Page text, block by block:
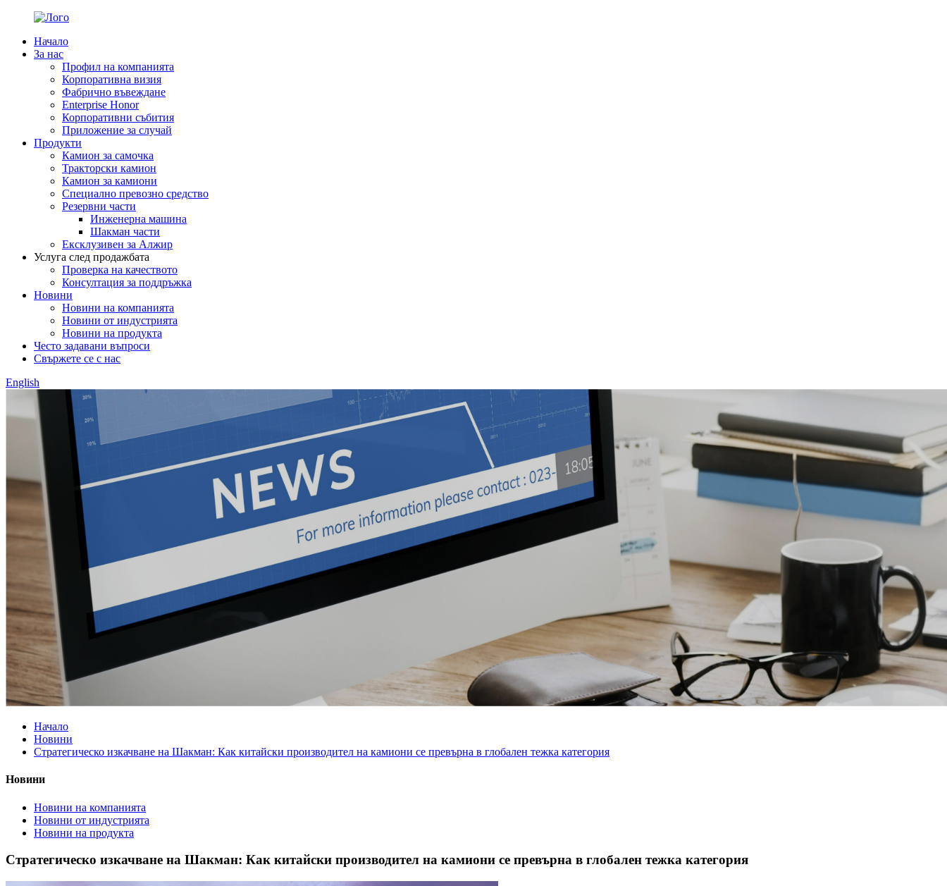
Начало
За нас
Профил на компанията
Корпоративна визия
Фабрично въвеждане
Enterprise Honor
Корпоративни събития
Приложение за случай
Продукти
Камион за самочка
Тракторски камион
Камион за камиони
Специално превозно средство
Резервни части
Инженерна машина
Шакман части
Ексклузивен за Алжир
Услуга след продажбата
Проверка на качеството
Консултация за поддръжка
Новини
Новини на компанията
Новини от индустрията
Новини на продукта
Често задавани въпроси
Свържете се с нас
English
Начало
Новини
Стратегическо изкачване на Шакман: ​​Как китайски производител на камиони се превърна в глобален тежка категория
Новини
Новини на компанията
Новини от индустрията
Новини на продукта
Стратегическо изкачване на Шакман: ​​Как китайски производител на камиони се превърна в глобален тежка категория